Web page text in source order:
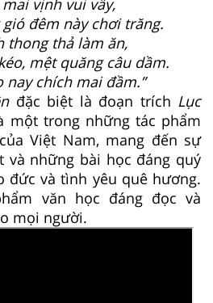
đêm này chơi trăng.
thong thả làm ăn,
mệt quăng câu dầm.
nay chích mai đầm.”
đặc biệt là đoạn trích Lục
một trong những tác phẩm
Việt Nam, mang đến sự
và những bài học đáng quý
đức và tình yêu quê hương.
văn học đáng đọc và
mọi người.